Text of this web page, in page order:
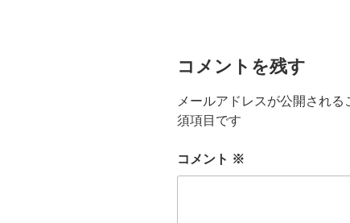
コメントを残す
メールアドレスが公開される
須項目です
コメント ※